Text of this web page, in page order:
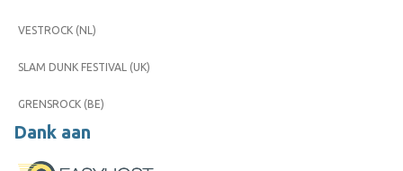
VESTROCK (NL)
SLAM DUNK FESTIVAL (UK)
GRENSROCK (BE)
Dank aan